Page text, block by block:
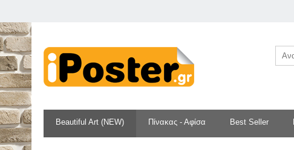
Beautiful Art (NEW) Πίνακας - Αφίσα Best Seller